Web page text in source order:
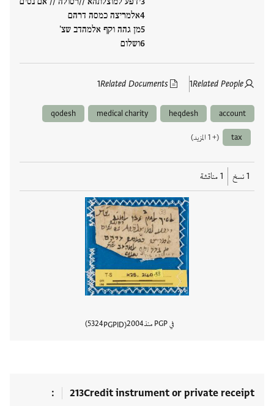
אלמריצה כמסה דרהם
מן גהה וקף אלמהדב שצ'
ושלום
Related People
1
Related Documents
1
account
heqdesh
medical charity
qodesh
tax (+ 1 المزيد)
1 نسخ 1 مناقشة
في PGP منذ 2004
PGPID
5324
213Credit instrument or private receipt